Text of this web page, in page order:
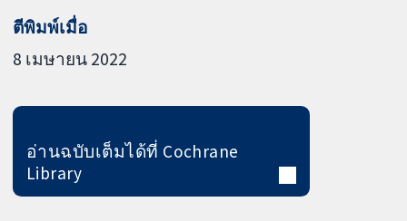
ตีพิมพ์เมื่อ
8 เมษายน 2022
อ่านฉบับเต็มได้ที่ Cochrane
Library